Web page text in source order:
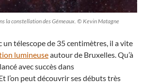
la constellation des Gémeaux. © Kevin Matagne
un télescope de 35 centimètres, il a vite
lumineuseautour de Bruxelles. Qu’à
avec succès dans
l’on peut découvrir ses débuts très